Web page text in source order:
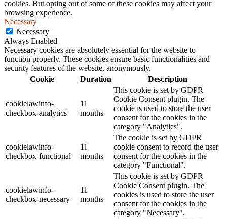
cookies. But opting out of some of these cookies may affect your
browsing experience.
Necessary
Necessary
Always Enabled
Necessary cookies are absolutely essential for the website to
function properly. These cookies ensure basic functionalities and
security features of the website, anonymously.
Cookie
Duration Description
cookielawinfo-
checkbox-analytics
11
months
This cookie is set by GDPR
Cookie Consent plugin. The
cookie is used to store the user
consent for the cookies in the
category "Analytics".
cookielawinfo-
checkbox-functional
11
months
The cookie is set by GDPR
cookie consent to record the user
consent for the cookies in the
category "Functional".
cookielawinfo-
checkbox-necessary
11
months
This cookie is set by GDPR
Cookie Consent plugin. The
cookies is used to store the user
consent for the cookies in the
category "Necessary".